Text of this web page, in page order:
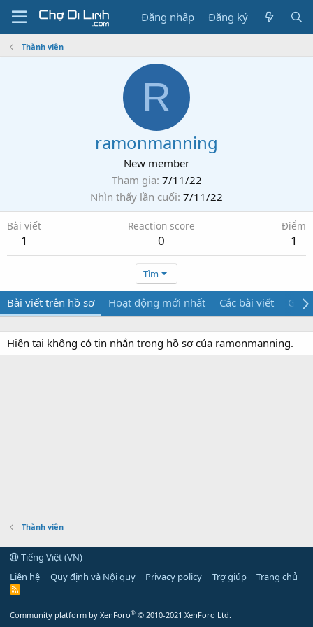
Đăng nhập Đăng ký
Thành viên
R
ramonmanning
New member
Tham gia 7/11/22
Nhìn thấy lần cuối 7/11/22
Bài viết
1
Reaction score
0
Điểm
1
Tìm
Bài viết trên hồ sơ Hoạt động mới nhất Các bài viết Giới
Hiện tại không có tin nhắn trong hồ sơ của ramonmanning.
Thành viên
Tiếng Việt (VN)
Liên hệ
Quy định và Nội quy Privacy policy Trợ giúp Trang chủ
R
Community platform by XenForo® © 2010-2021 XenForo Ltd.